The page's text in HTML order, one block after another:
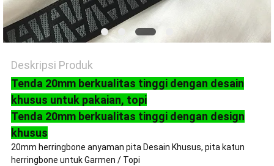
Deskripsi Produk
Tenda 20mm berkualitas tinggi dengan desain
khusus untuk pakaian, topi
Tenda 20mm berkualitas tinggi dengan design
khusus
20mm herringbone anyaman pita Desain Khusus, pita katun
herringbone untuk Garmen / Topi